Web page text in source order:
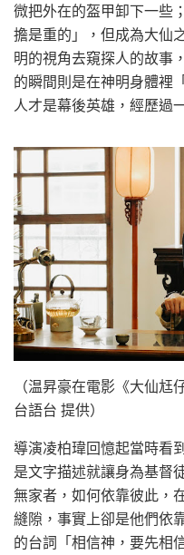
微把外在的盔甲卸下一些
擔是重的」，但成為大仙
明的視角去窺探人的故事
的瞬間則是在神明身體裡
人才是幕後英雄，經歷過
（温昇豪在電影《大仙尪
台語台 提供）
導演凌柏瑋回憶起當時看
是文字描述就讓身為基督
無家者，如何依靠彼此，
縫隙，事實上卻是他們依
的台詞「相信神，要先相